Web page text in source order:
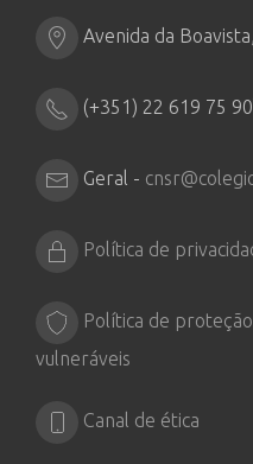
Avenida da
(+351) 22 619 75 90
Geral -
Política de
Política de
vulneráveis
Canal de ética